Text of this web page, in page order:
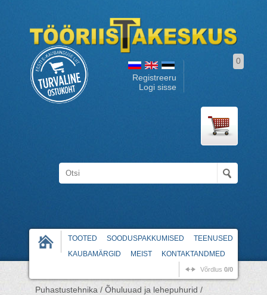
Registreeru
Logi sisse
0
TOOTED SOODUSPAKKUMISED
TEENUSED
KAUBAMÄRGID
MEIST KONTAKTANDMED
Võrdlus 0/0
Puhastustehnika / Õhuluuad ja lehepuhurid /